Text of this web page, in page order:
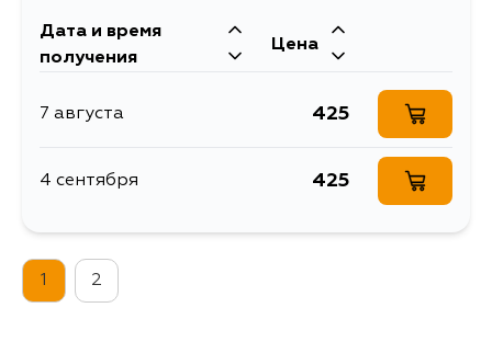
Дата и время
получения
Цена
7 августа 425
4 сентября 425
1 2